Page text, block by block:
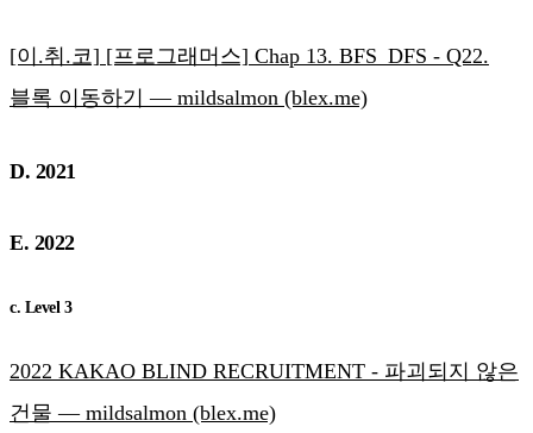
[이.취.코] [프로그래머스] Chap 13. BFS_DFS - Q22.
블록 이동하기 — mildsalmon (blex.me)
D. 2021
E. 2022
c. Level 3
2022 KAKAO BLIND RECRUITMENT - 파괴되지 않은
건물 — mildsalmon (blex.me)